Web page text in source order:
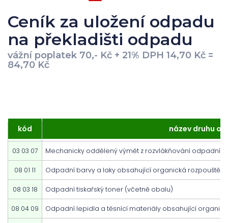
Ceník za uložení odpadu
na překladišti odpadu
vážní poplatek 70,- Kč + 21% DPH 14,70 Kč =
84,70 Kč
kód název druhu
01 04 08
03 03 07 Mechanicky oddělený výmět z rozvlákňování
08 01 11 Odpadní barvy a laky obsahující organická
08 03 18 Odpadní tiskařský toner (včetně obalu)
08 04 09 Odpadní lepidla a těsnící materiály obsahující